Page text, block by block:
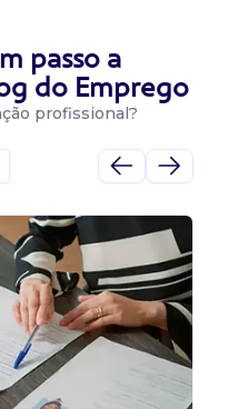
passo a
do Emprego
profissional?